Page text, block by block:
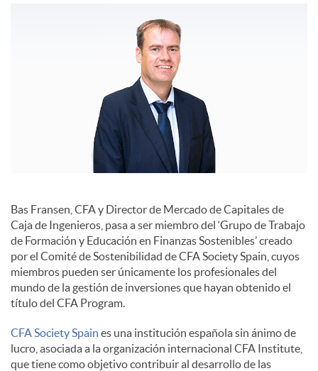
e
n
i
d
Bas Fransen, CFA y Director de Mercado de Capitales de
Caja de Ingenieros, pasa a ser miembro del ‘Grupo de Trabajo
de Formación y Educación en Finanzas Sostenibles’ creado
por el Comité de Sostenibilidad de CFA Society Spain, cuyos
miembros pueden ser únicamente los profesionales del
mundo de la gestión de inversiones que hayan obtenido el
título del CFA Program.
CFA Society Spain es una institución española sin ánimo de
lucro, asociada a la organización internacional CFA Institute,
que tiene como objetivo contribuir al desarrollo de las